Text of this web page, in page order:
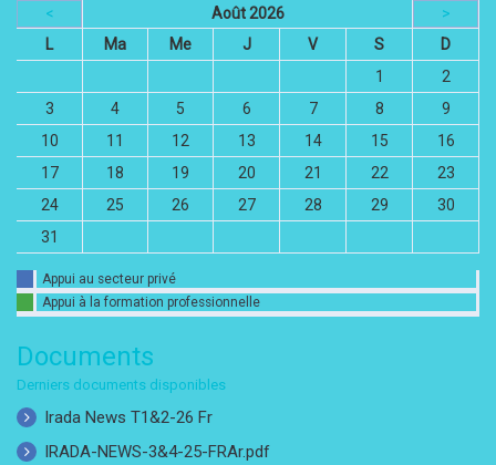
< Août 2026
>
L
Ma Me J V S
D
1
2
3
4 5 6 7 8
9
10
11 12 13 14 15
16
17
18 19 20 21 22
23
24
25 26 27 28 29
30
31
Appui au secteur privé
Appui à la formation professionnelle
Documents
Derniers documents disponibles
Irada News T1&2-26 Fr
IRADA-NEWS-3&4-25-FRAr.pdf